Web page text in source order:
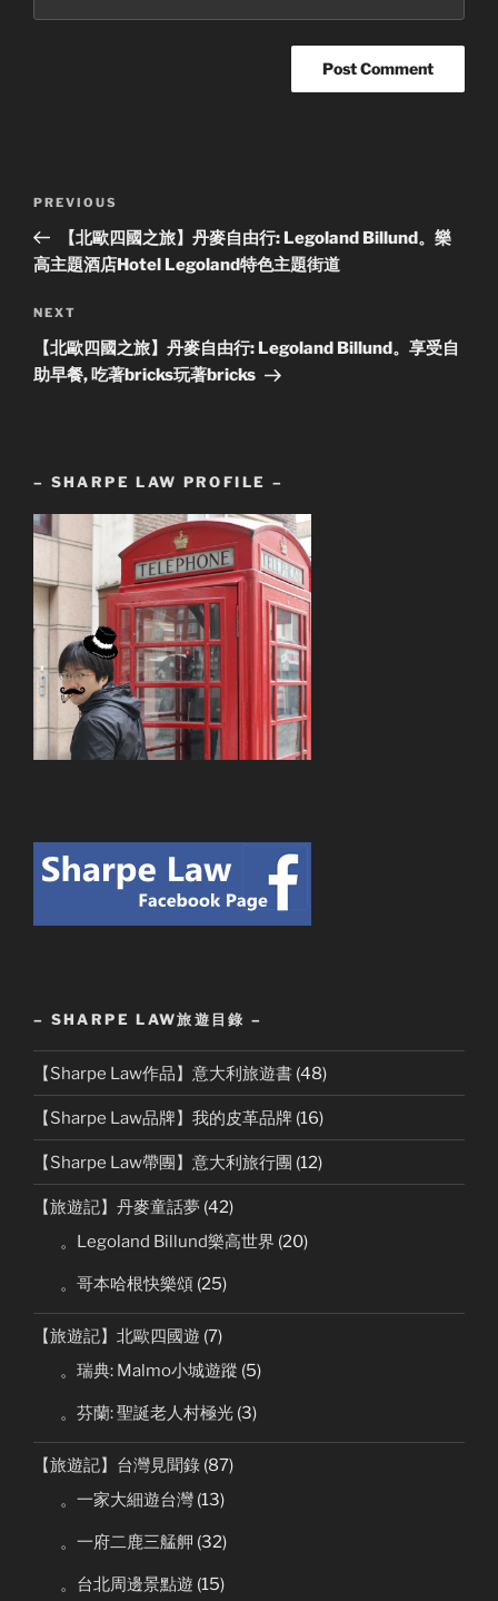
Previous
Post
PREVIOUS
【北歐四國之旅】丹麥自由行: Legoland Billund。樂
高主題酒店Hotel Legoland特色主題街道
Next
Post
NEXT
【北歐四國之旅】丹麥自由行: Legoland Billund。享受自
助早餐, 吃著bricks玩著bricks
– SHARPE LAW PROFILE –
– SHARPE LAW旅遊目錄 –
【Sharpe Law作品】意大利旅遊書 (48)
【Sharpe Law品牌】我的皮革品牌 (16)
【Sharpe Law帶團】意大利旅行團 (12)
【旅遊記】丹麥童話夢 (42)
。Legoland Billund樂高世界 (20)
。哥本哈根快樂頌 (25)
【旅遊記】北歐四國遊 (7)
。瑞典: Malmo小城遊蹤 (5)
。芬蘭: 聖誕老人村極光 (3)
【旅遊記】台灣見聞錄 (87)
。一家大細遊台灣 (13)
。一府二鹿三艋舺 (32)
。台北周邊景點遊 (15)